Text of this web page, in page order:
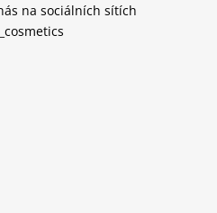
na sociálních sítích